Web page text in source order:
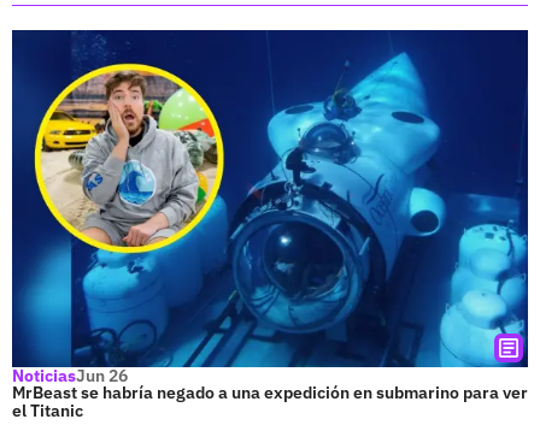
NoticiasJun 26
MrBeast se habría negado a una expedición en submarino para ver
el Titanic